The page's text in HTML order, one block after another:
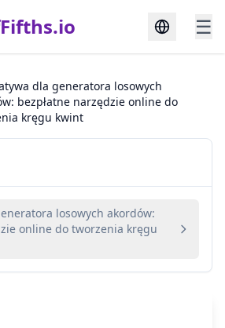
☰
dla generatora losowych
bezpłatne narzędzie online do
kręgu kwint
losowych akordów:
online do tworzenia kręgu